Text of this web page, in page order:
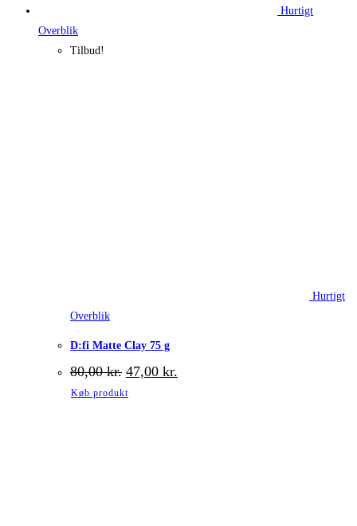
Hurtigt
Overblik
Tilbud!
Hurtigt
Overblik
D:fi Matte Clay 75 g
80,00kr. Den
oprindelige
pris
47,00 kr.
Køb produkt